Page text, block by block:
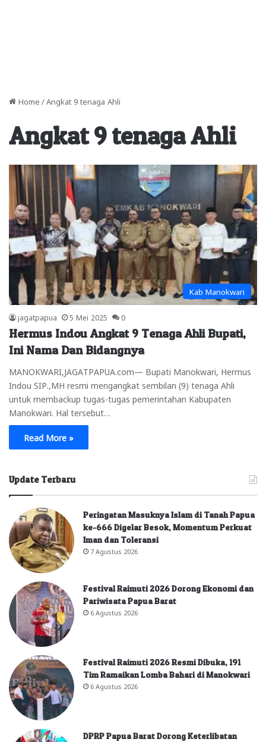
Home / Angkat 9 tenaga Ahli
Angkat 9 tenaga Ahli
Kab Manokwari
jagatpapua 5 Mei 2025 0
Hermus Indou Angkat 9 Tenaga Ahli Bupati,
Ini Nama Dan Bidangnya
MANOKWARI,JAGATPAPUA.com— Bupati Manokwari, Hermus
Indou SIP.,MH resmi mengangkat sembilan (9) tenaga Ahli
untuk membackup tugas-tugas pemerintahan Kabupaten
Manokwari. Hal tersebut…
Read More »
Update Terbaru
Peringatan Masuknya Islam di Tanah Papua
ke-666 Digelar Besok, Momentum Perkuat
Iman dan Toleransi
7 Agustus 2026
Festival Raimuti 2026 Dorong Ekonomi dan
Pariwisata Papua Barat
6 Agustus 2026
Festival Raimuti 2026 Resmi Dibuka, 191
Tim Ramaikan Lomba Bahari di Manokwari
6 Agustus 2026
DPRP Papua Barat Dorong Keterlibatan